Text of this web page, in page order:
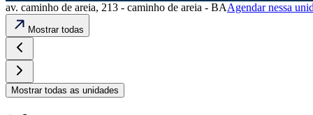
av. caminho de areia, 213 - caminho de areia - BAAgendar nessa
Mostrar todas
Mostrar todas as unidades